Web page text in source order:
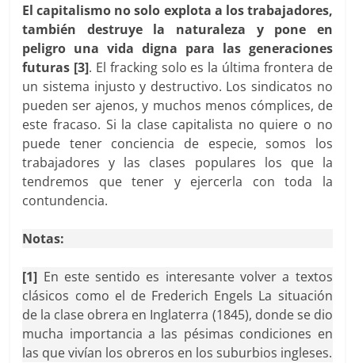
El capitalismo no solo explota a los trabajadores,
también destruye la naturaleza y pone en
peligro una vida digna para las generaciones
futuras [3]. El fracking solo es la última frontera de
un sistema injusto y destructivo. Los sindicatos no
pueden ser ajenos, y muchos menos cómplices, de
este fracaso. Si la clase capitalista no quiere o no
puede tener conciencia de especie, somos los
trabajadores y las clases populares los que la
tendremos que tener y ejercerla con toda la
contundencia.
Notas:
[1] En este sentido es interesante volver a textos
clásicos como el de Frederich Engels La situación
de la clase obrera en Inglaterra (1845), donde se dio
mucha importancia a las pésimas condiciones en
las que vivían los obreros en los suburbios ingleses.